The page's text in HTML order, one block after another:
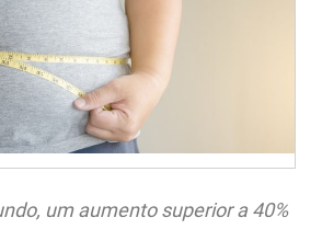
um aumento superior a 40%